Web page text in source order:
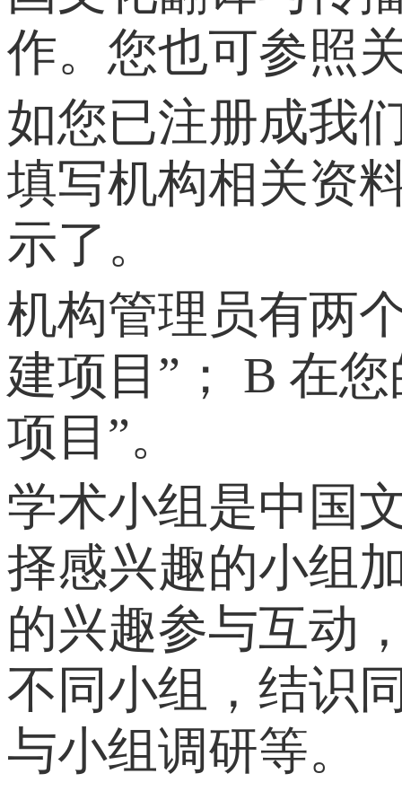
作。您也可参照
如您已注册成我
填写机构相关资
示了。
机构管理员有两
建项目”； B 在
项目”。
学术小组是中国
择感兴趣的小组
的兴趣参与互动
不同小组，结识
与小组调研等。